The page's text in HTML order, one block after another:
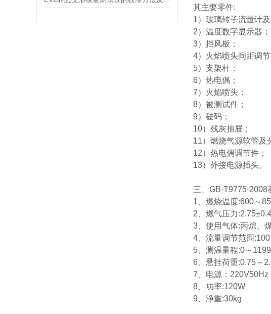
其主要零件:
1）玻璃转子流量计及
2）温度数字显示器；
3）挡风板；
4）火焰喷头间距调节
5）支架杆；
6）热电偶；
7）火焰喷头；
8）被测试件；
9）砝码；
10）残灰抽屉；
11）燃烧气源软管及
12）热电偶调节件；
13）外接电源插头。
三、 GB-T9775-2008
1、燃烧温度:600～
2、燃气压力
3、使用气体:丙烷、
4、流量调节范围
5、测温量程:0～
6、悬挂荷重:0.75～
7、电源：220V50Hz
8、功率:120W
9、浄重:30kg